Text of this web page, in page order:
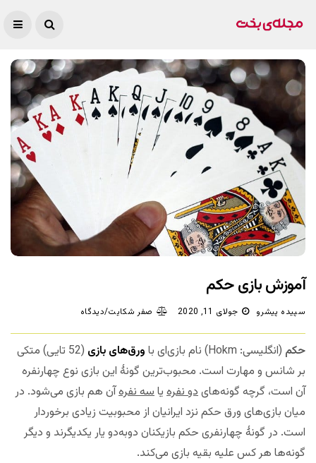
آموزش بازی حکم
سپیده پیشرو جولای 11, 2020 صفر شکایت/دیدگاه
حکم (انگلیسی: Hokm) نام بازی‌ای با ورق‌های بازی
(52 تایی) متکی
بر شانس و مهارت است. محبوب‌ترین گونهٔ این بازی نوع چهارنفره
آن است، گرچه گونه‌هایدو نفره یاسه نفرهآن هم بازی می‌شود. در
میان بازی‌های ورق حکم نزد ایرانیان از محبوبیت زیادی برخوردار
است. در گونهٔ چهارنفری حکم بازیکنان دوبه‌دو یار یکدیگرند و دیگر
گونه‌ها هر کس علیه بقیه بازی می‌کند.